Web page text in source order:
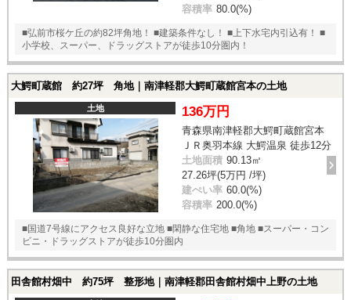
容積率 80.0(%)
■弘前市桜ケ丘の約82坪角地！ ■建築条件なし！ ■上下水宅内引込有！ ■
小学校、スーパー、ドラッグストアが徒歩10分圏内！
大鰐町蔵館 約27坪 角地｜南津軽郡大鰐町蔵館宮本の土地
土地 136万円
青森県南津軽郡大鰐町蔵館宮本
ＪＲ奥羽本線 大鰐温泉 徒歩12分
土地面積 90.13㎡
27.26坪(5万円 /坪)
建ぺい率 60.0(%)
容積率 200.0(%)
■国道7号線にアクセス良好な立地 ■閑静な住宅地 ■角地 ■スーパー・コン
ビニ・ドラッグストアが徒歩10分圏内
田舎館村畑中 約75坪 整形地｜南津軽郡田舎館村畑中上野の土地